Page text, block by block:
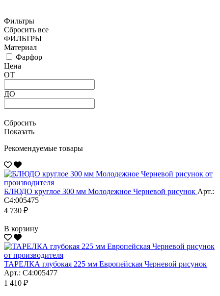
Фильтры
Сбросить все
ФИЛЬТРЫ
Материал
Фарфор
Цена
ОТ
ДО
Сбросить
Показать
Рекомендуемые товары
БЛЮДО круглое 300 мм Молодежное Черневой рисунок Арт.:
С4:005475
4 730 ₽
В корзину
ТАРЕЛКА глубокая 225 мм Европейская Черневой рисунок
Арт.: С4:005477
1 410 ₽